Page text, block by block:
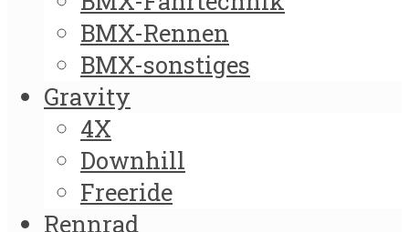
BMX-Rennen
BMX-sonstiges
Gravity
4X
Downhill
Freeride
Rennrad